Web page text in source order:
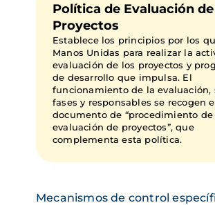
Política de Evaluación de
Proyectos
Establece los principios por los
Manos Unidas para realizar la
evaluación de los proyectos y
de desarrollo que impulsa. El
funcionamiento de la evaluación,
fases y responsables se recogen
documento de “procedimiento de
evaluación de proyectos”, que
complementa esta política.
Mecanismos de control